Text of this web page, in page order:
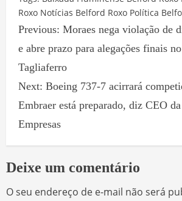
Roxo Notícias Belford Roxo Política
Previous: Moraes nega violação de
e abre prazo para alegações finais
Tagliaferro
Next: Boeing 737-7 acirrará
Embraer está preparado, diz CEO
Empresas
Deixe um comentário
O seu endereço de e-mail não será